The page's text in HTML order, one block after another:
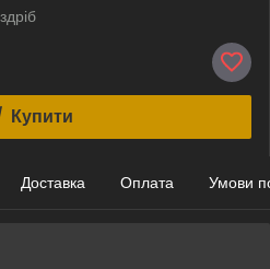
Купити
Доставка Оплата Умови